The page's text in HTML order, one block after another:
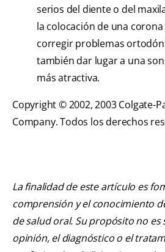
serios del diente o del
la colocación de una
corregir problemas
también dar lugar a una
más atractiva.
Copyright © 2002, 2003 Colgate-
Company. Todos los derechos
La finalidad de este artículo es
comprensión y el conocimiento
de salud oral. Su propósito no es
opinión, el diagnóstico o el